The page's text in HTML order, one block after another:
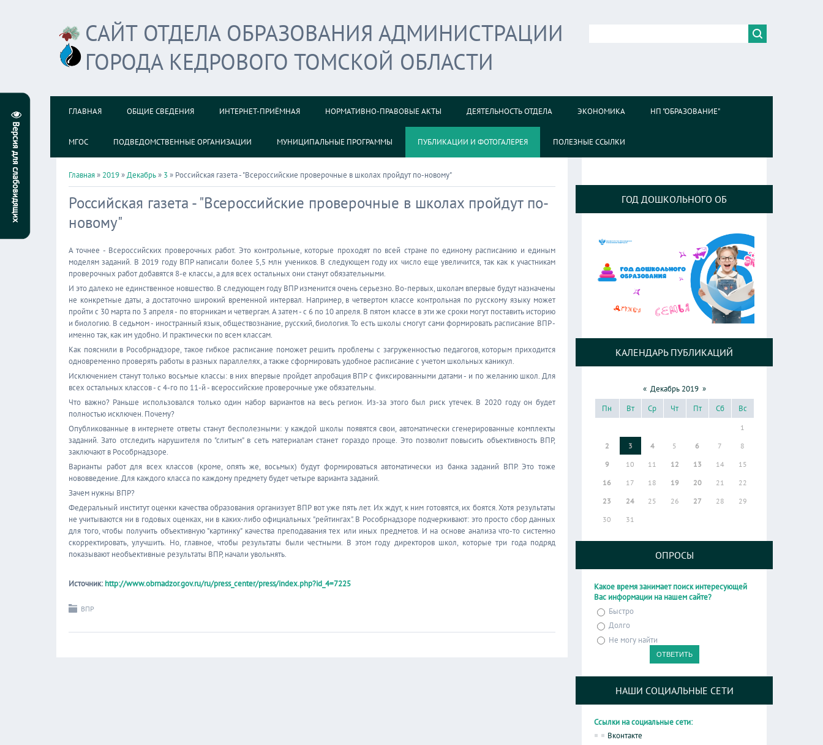
САЙТ ОТДЕЛА ОБРАЗОВАНИЯ АДМИНИСТРАЦИИ
ГОРОДА КЕДРОВОГО ТОМСКОЙ ОБЛАСТИ
ГЛАВНАЯ ОБЩИЕ СВЕДЕНИЯ ИНТЕРНЕТ-ПРИЁМНАЯ НОРМАТИВНО-ПРАВОВЫЕ АКТЫ ДЕЯТЕЛЬНОСТЬ ОТДЕЛА ЭКОНОМИКА НП "ОБРАЗОВАНИЕ"
МГОС ПОДВЕДОМСТВЕННЫЕ ОРГАНИЗАЦИИ МУНИЦИПАЛЬНЫЕ ПРОГРАММЫ ПУБЛИКАЦИИ И ФОТОГАЛЕРЕЯ ПОЛЕЗНЫЕ ССЫЛКИ
Главная» 2019»Декабрь» 3 » Российская газета - "Всероссийские проверочные в школах пройдут по-новому"
Российская газета - "Всероссийские проверочные в школах пройдут по-
новому"
А точнее - Всероссийских проверочных работ. Это контрольные, которые проходят по всей стране по единому расписанию и единым
моделям заданий. В 2019 году ВПР написали более 5,5 млн учеников. В следующем году их число еще увеличится, так как к участникам
проверочных работ добавятся 8-е классы, а для всех остальных они станут обязательными.
И это далеко не единственное новшество. В следующем году ВПР изменится очень серьезно. Во-первых, школам впервые будут назначены
не конкретные даты, а достаточно широкий временной интервал. Например, в четвертом классе контрольная по русскому языку может
пройти с 30 марта по 3 апреля - по вторникам и четвергам. А затем - с 6 по 10 апреля. В пятом классе в эти же сроки могут поставить историю
и биологию. В седьмом - иностранный язык, обществознание, русский, биология. То есть школы смогут сами формировать расписание ВПР -
именно так, как им удобно. И практически по всем классам.
Как пояснили в Рособрнадзоре, такое гибкое расписание поможет решить проблемы с загруженностью педагогов, которым приходится
одновременно проверять работы в разных параллелях, а также сформировать удобное расписание с учетом школьных каникул.
Исключением станут только восьмые классы: в них впервые пройдет апробация ВПР с фиксированными датами - и по желанию школ. Для
всех остальных классов - с 4-го по 11-й - всероссийские проверочные уже обязательны.
Что важно? Раньше использовался только один набор вариантов на весь регион. Из-за этого был риск утечек. В 2020 году он будет
полностью исключен. Почему?
Опубликованные в интернете ответы станут бесполезными: у каждой школы появятся свои, автоматически сгенерированные комплекты
заданий. Зато отследить нарушителя по "слитым" в сеть материалам станет гораздо проще. Это позволит повысить объективность ВПР,
заключают в Рособрнадзоре.
Варианты работ для всех классов (кроме, опять же, восьмых) будут формироваться автоматически из банка заданий ВПР. Это тоже
нововведение. Для каждого класса по каждому предмету будет четыре варианта заданий.
Зачем нужны ВПР?
Федеральный институт оценки качества образования организует ВПР вот уже пять лет. Их ждут, к ним готовятся, их боятся. Хотя результаты
не учитываются ни в годовых оценках, ни в каких-либо официальных "рейтингах". В Рособрнадзоре подчеркивают: это просто сбор данных
для того, чтобы получить объективную "картинку" качества преподавания тех или иных предметов. И на основе анализа что-то системно
скорректировать, улучшить. Но, главное, чтобы результаты были честными. В этом году директоров школ, которые три года подряд
показывают необъективные результаты ВПР, начали увольнять.
Источник: http://www.obrnadzor.gov.ru/ru/press_center/press/index.php?id_4=7225
ВПР
ГОД ДОШКОЛЬНОГО ОБ
КАЛЕНДАРЬ ПУБЛИКАЦИЙ
« Декабрь 2019 »
Пн
Вт Ср Чт Пт Сб Вс
1
2
3 4 5 6 7
8
9
10 11 12 13 14
15
16
17 18 19 20 21
22
23
24 25 26 27 28
29
30
31
ОПРОСЫ
Какое время занимает поиск интересующей
Вас информации на нашем сайте?
Быстро
Долго
Не могу найти
НАШИ СОЦИАЛЬНЫЕ СЕТИ
Ссылки на социальные сети:
Вконтакте